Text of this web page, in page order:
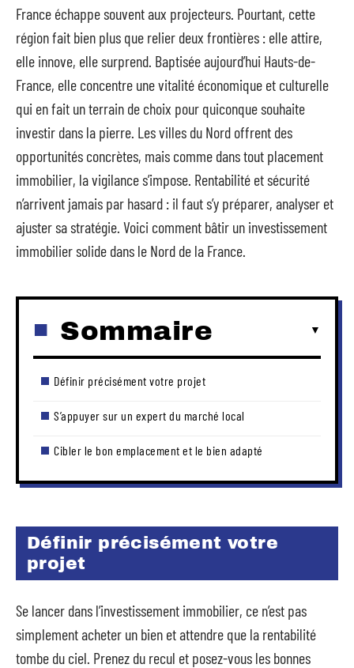
France échappe souvent aux projecteurs. Pourtant, cette
région fait bien plus que relier deux frontières : elle attire,
elle innove, elle surprend. Baptisée aujourd’hui Hauts-de-
France, elle concentre une vitalité économique et culturelle
qui en fait un terrain de choix pour quiconque souhaite
investir dans la pierre. Les villes du Nord offrent des
opportunités concrètes, mais comme dans tout placement
immobilier, la vigilance s’impose. Rentabilité et sécurité
n’arrivent jamais par hasard : il faut s’y préparer, analyser et
ajuster sa stratégie. Voici comment bâtir un investissement
immobilier solide dans le Nord de la France.
Sommaire
Définir précisément votre projet
S’appuyer sur un expert du marché local
Cibler le bon emplacement et le bien adapté
Définir précisément votre
projet
Se lancer dans l’investissement immobilier, ce n’est pas
simplement acheter un bien et attendre que la rentabilité
tombe du ciel. Prenez du recul et posez-vous les bonnes